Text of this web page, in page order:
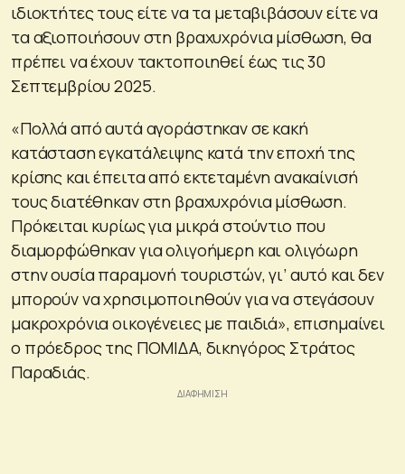
ιδιοκτήτες τους είτε να τα μεταβιβάσουν είτε να
τα αξιοποιήσουν στη βραχυχρόνια μίσθωση, θα
πρέπει να έχουν τακτοποιηθεί έως τις 30
Σεπτεμβρίου 2025.
«Πολλά από αυτά αγοράστηκαν σε κακή
κατάσταση εγκατάλειψης κατά την εποχή της
κρίσης και έπειτα από εκτεταμένη ανακαίνισή
τους διατέθηκαν στη βραχυχρόνια μίσθωση.
Πρόκειται κυρίως για μικρά στούντιο που
διαμορφώθηκαν για ολιγοήμερη και ολιγόωρη
στην ουσία παραμονή τουριστών, γι’ αυτό και δεν
μπορούν να χρησιμοποιηθούν για να στεγάσουν
μακροχρόνια οικογένειες με παιδιά», επισημαίνει
ο πρόεδρος της ΠΟΜΙΔΑ, δικηγόρος Στράτος
Παραδιάς.